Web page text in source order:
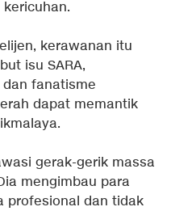
kericuhan.
kerawanan itu
isu SARA,
fanatisme
dapat memantik
gerak-gerik massa
mengimbau para
profesional dan tidak